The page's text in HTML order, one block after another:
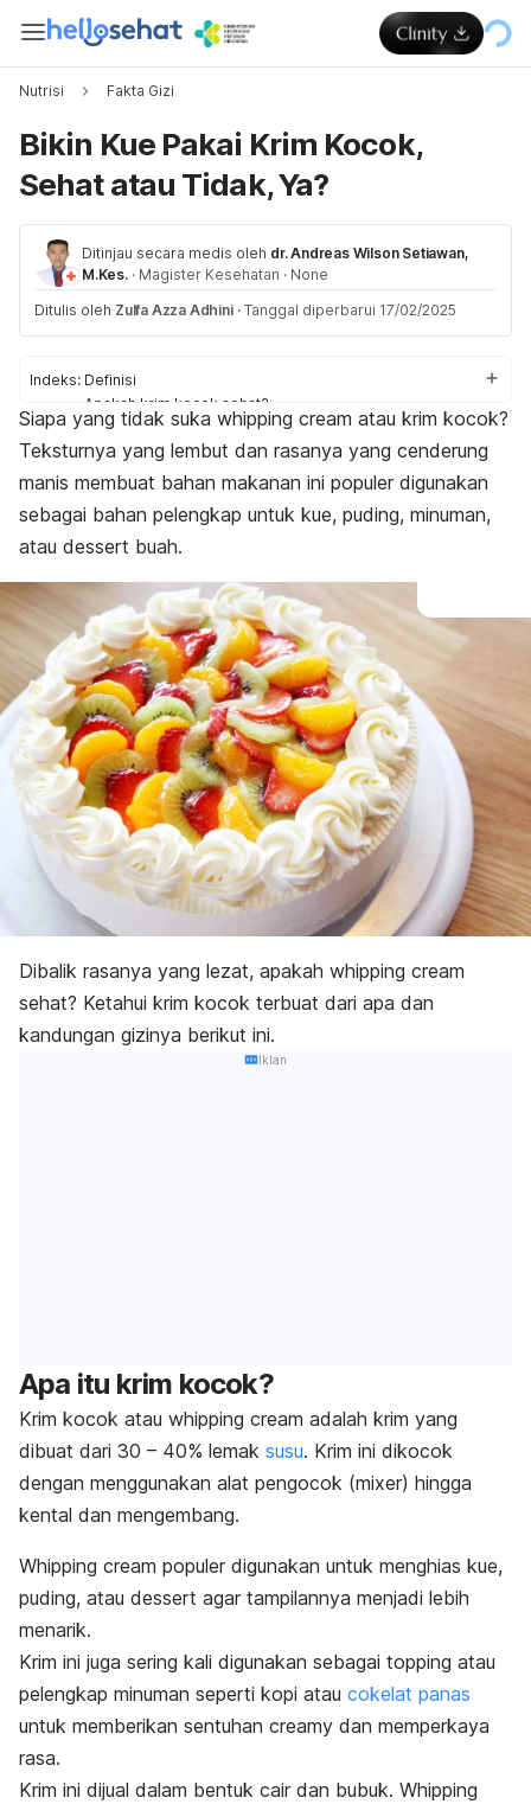
Nutrisi Fakta Gizi
Bikin Kue Pakai Krim Kocok,
Sehat atau Tidak, Ya?
Ditinjau secara medis oleh dr. Andreas Wilson Setiawan,
M.Kes. · Magister Kesehatan · None
Ditulis oleh Zulfa Azza Adhini · Tanggal diperbarui 17/02/2025
Indeks: Definisi
Apakah krim kocok sehat?
Cara sehat konsumsi
Siapa yang tidak suka whipping cream atau krim kocok?
Teksturnya yang lembut dan rasanya yang cenderung
manis membuat bahan makanan ini populer digunakan
sebagai bahan pelengkap untuk kue, puding, minuman,
atau dessert buah.
Dibalik rasanya yang lezat, apakah whipping cream
sehat? Ketahui krim kocok terbuat dari apa dan
kandungan gizinya berikut ini.
Iklan
Apa itu krim kocok?
Krim kocok atau whipping cream adalah krim yang
dibuat dari 30 – 40% lemak susu. Krim ini dikocok
dengan menggunakan alat pengocok (mixer) hingga
kental dan mengembang.
Whipping cream populer digunakan untuk menghias kue,
puding, atau dessert agar tampilannya menjadi lebih
menarik.
Krim ini juga sering kali digunakan sebagai topping atau
pelengkap minuman seperti kopi atau cokelat panas
untuk memberikan sentuhan creamy dan memperkaya
rasa.
Krim ini dijual dalam bentuk cair dan bubuk. Whipping